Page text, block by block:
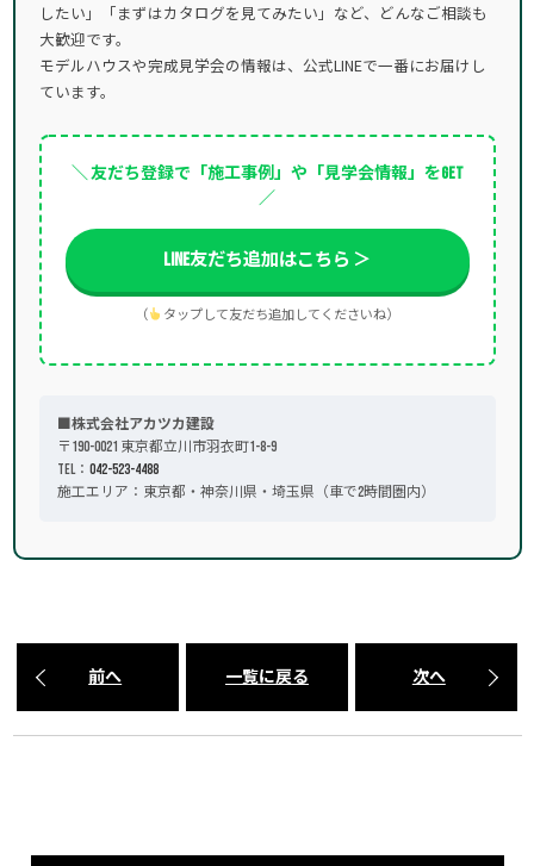
したい」「まずはカタログを見てみたい」など、どんなご相談も
大歓迎です。
モデルハウスや完成見学会の情報は、公式LINEで一番にお届けし
ています。
＼ 友だち登録で「施工事例」や「見学会情報」をGET
／
LINE友だち追加はこちら ＞
（ タップして友だち追加してくださいね）
■株式会社アカツカ建設
〒190-0021 東京都立川市羽衣町1-8-9
TEL： 042-523-4488
施工エリア：東京都・神奈川県・埼玉県（車で2時間圏内）
前へ 一覧に戻る 次へ